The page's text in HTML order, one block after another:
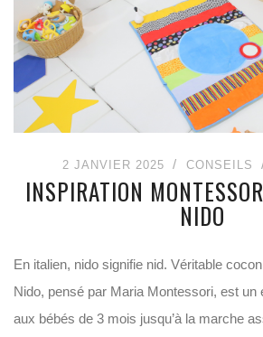
2 JANVIER 2025 CONSEILS
INSPIRATION
NIDO
En italien, nido signifie nid. Véritable
Nido, pensé par Maria Montessori, est un
aux bébés de 3 mois jusqu’à la marche